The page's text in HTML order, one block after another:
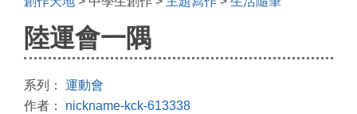
陸運會一隅
系列： 運動會
作者： nickname-kck-613338